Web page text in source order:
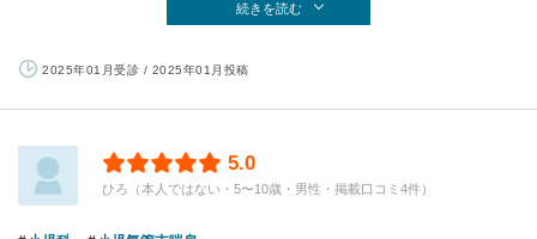
続きを読む
2025年01月受診 / 2025年01月投稿
5.0
ひろ（本人ではない・5〜10歳・男性・掲載口コミ4件）